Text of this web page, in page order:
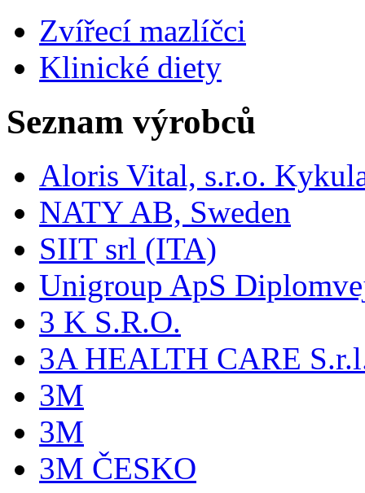
Zvířecí mazlíčci
Klinické diety
Seznam výrobců
Aloris Vital, s.r.o.
NATY AB, Sweden
SIIT srl (ITA)
Unigroup ApS
3 K S.R.O.
3A HEALTH CARE
3M
3M
3M ČESKO